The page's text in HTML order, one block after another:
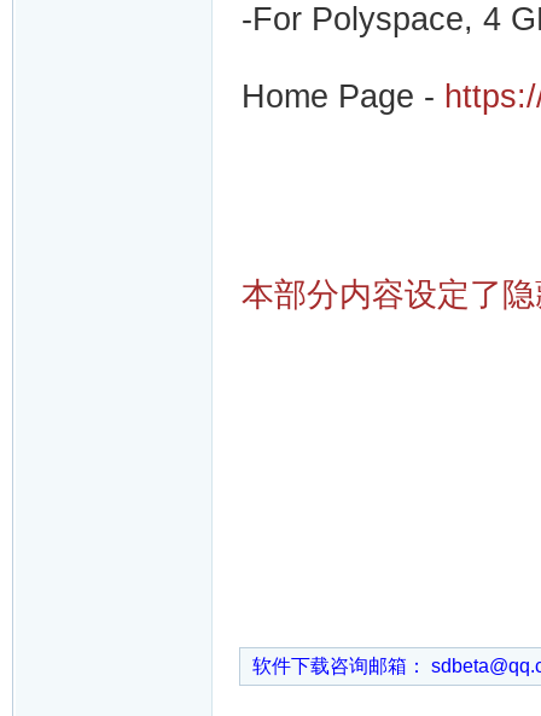
-For Polyspace, 4
Home Page -
本部分内容设定了
软件下载咨询邮箱：